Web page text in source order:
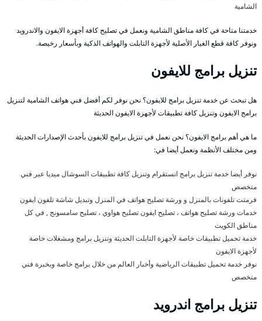
الشامية
خدمتنا متاحة في كافة مناطق الشامية ونعمل في تصليح كافة أجهزة الايفون والاندرويد
ونوفر كافة قطع الغيار الأصلية لأجهزة التابلت والهواتف الذكية وبأسعار رخيصة.
تنزيل برامج للايفون
هل تبحث عن خدمة تنزيل برامج للايفون؟ نحن نوفر لكم أفضل فني هواتف الشامية لتنزيل
برامج الايفون وتنزيل كافة تطبيقات لأجهزة الايفون الحديثة
ما هي أهم برامج الايفون؟ نحن نعمل في تنزيل برامج للايفون بأحدث الإصدارات الحديثة
ومن مختلف الأنظمة ونعمل أيضا في:
نوفر أيضا خدمة تنزيل برامج انستقرام وتنزيل كافة تطبيقات السوشال ميديا عبر فني
متخصص
فرمتت تلفونات بالمنزل و ورشة تصليح هواتف في المنزل وتبديل شاشة تلفون ايفون
خدمات ورشة تصليح هواتف ، تصليح ايفون تصليح هواوي ، تصليح سامسونج , في كل
مناطق الكويت
خدمة تحميل تطبيقات خاصة لأجهزة التابلت الحديثة وتنزيل برامج ومشغلات خاصة
لأجهزة الايفون
نوفر خدمة تحميل تطبيقات الرياضية وأخبار العالم من خلال برامج خاصة وبخبرة فني
متخصص
تنزيل برامج اندرويد